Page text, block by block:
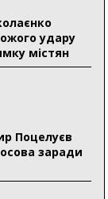
Плану
Суми
удару
містян
Поцелуєв
заради